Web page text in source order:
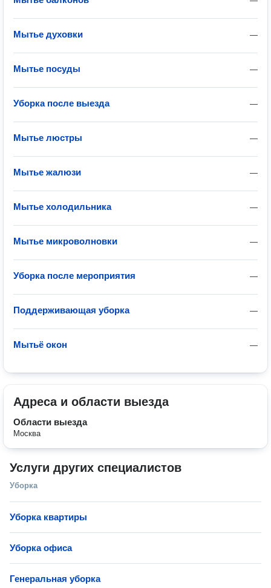
—
Мытье духовки
—
Мытье посуды
—
Уборка после выезда
—
Мытье люстры
—
Мытье жалюзи
—
Мытье холодильника
—
Мытье микроволновки
—
Уборка после мероприятия
—
Поддерживающая уборка
—
Мытьё окон
Адреса и области выезда
Области выезда
Москва
Услуги других специалистов
Уборка
Уборка квартиры
Уборка офиса
Генеральная уборка